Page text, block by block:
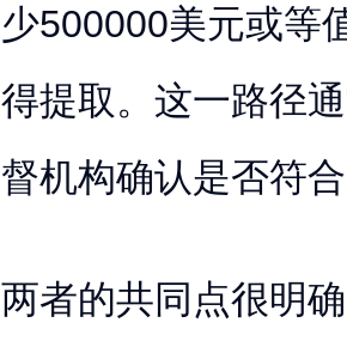
少500000美元或等
得提取。这一路径
督机构确认是否符合
两者的共同点很明